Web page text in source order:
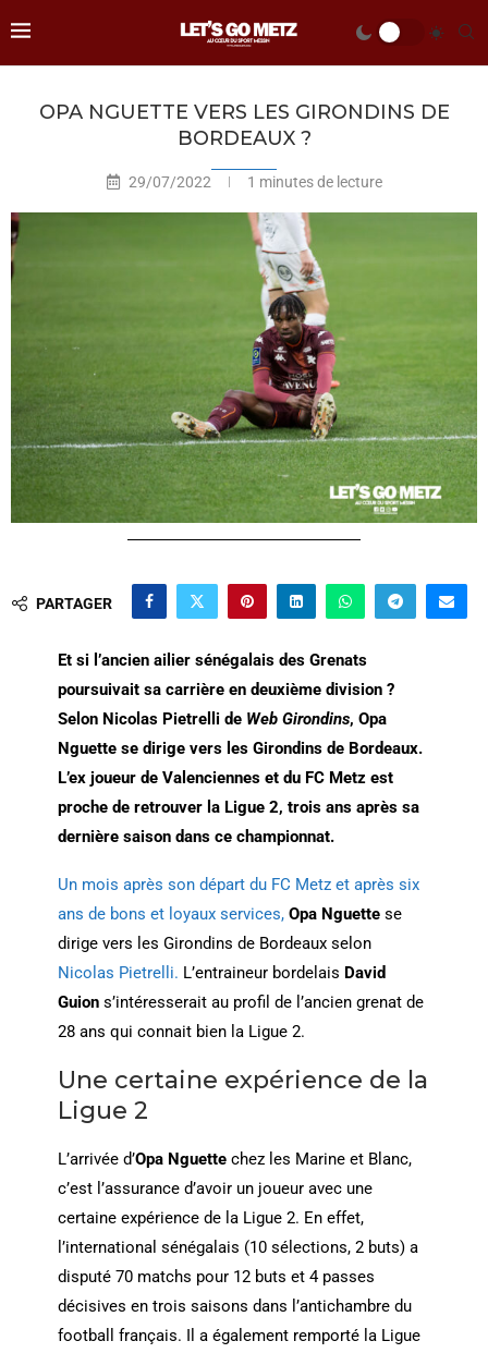
OPA NGUETTE VERS LES GIRONDINS DE
BORDEAUX ?
29/07/2022 1 minutes de lecture
PARTAGER
Et si l’ancien ailier sénégalais des Grenats
poursuivait sa carrière en deuxième division ?
Selon Nicolas Pietrelli de Web Girondins, Opa
Nguette se dirige vers les Girondins de Bordeaux.
L’ex joueur de Valenciennes et du FC Metz est
proche de retrouver la Ligue 2, trois ans après sa
dernière saison dans ce championnat.
Un mois après son départ du FC Metz et après six
ans de bons et loyaux services, Opa Nguette se
dirige vers les Girondins de Bordeaux selon
Nicolas Pietrelli. L’entraineur bordelais David
Guion s’intéresserait au profil de l’ancien grenat de
28 ans qui connait bien la Ligue 2.
Une certaine expérience de la
Ligue 2
L’arrivée d’Opa Nguette chez les Marine et Blanc,
c’est l’assurance d’avoir un joueur avec une
certaine expérience de la Ligue 2. En effet,
l’international sénégalais (10 sélections, 2 buts) a
disputé 70 matchs pour 12 buts et 4 passes
décisives en trois saisons dans l’antichambre du
football français. Il a également remporté la Ligue